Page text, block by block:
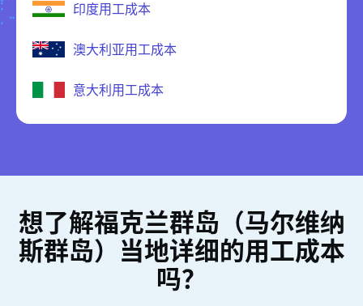
印度用工成本
澳大利亚用工成本
意大利用工成本
想了解福克兰群岛（马尔维纳
斯群岛）当地详细的用工成本
吗？